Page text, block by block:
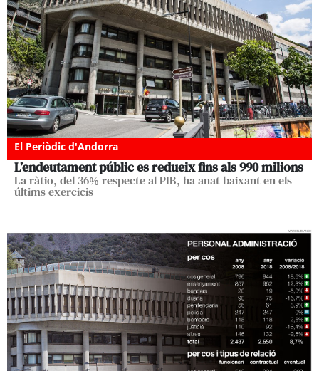
El Periòdic d'Andorra
L’endeutament públic es redueix fins als 990 milions
La ràtio, del 36% respecte al PIB, ha anat baixant en els
últims exercicis